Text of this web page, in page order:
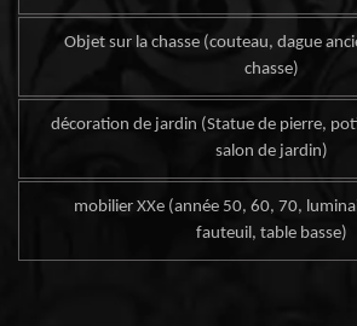
Objet sur la chasse (couteau, dague
chasse)
décoration de jardin (Statue de pierre,
salon de jardin)
mobilier XXe (année 50, 60, 70,
fauteuil, table basse)